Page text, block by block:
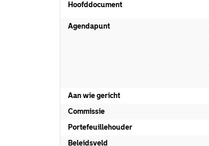
Hoofddocument
Agendapunt
Aan wie gericht
Commissie
Portefeuillehouder
Beleidsveld